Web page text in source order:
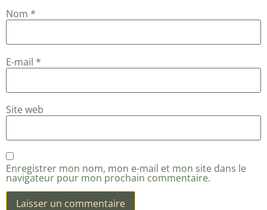
Nom *
E-mail *
Site web
Enregistrer mon nom, mon e-mail et mon site dans le
navigateur pour mon prochain commentaire.